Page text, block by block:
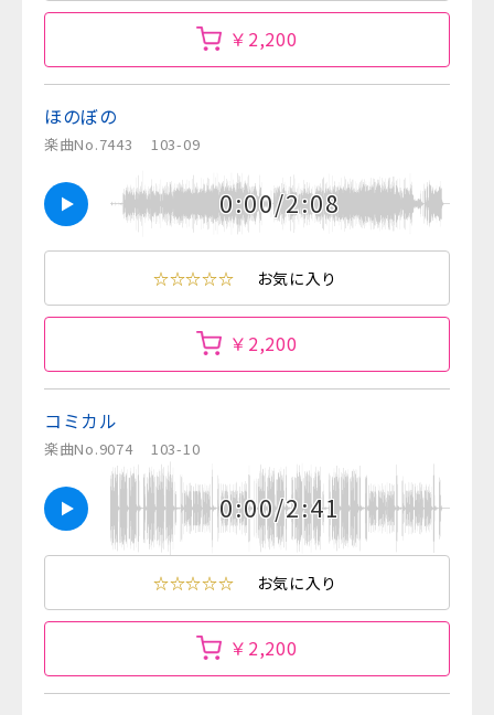
￥2,200
ほのぼの
楽曲No.7443 103-09
0:00/2:08
☆☆☆☆☆ お気に入り
￥2,200
コミカル
楽曲No.9074 103-10
0:00/2:41
☆☆☆☆☆ お気に入り
￥2,200